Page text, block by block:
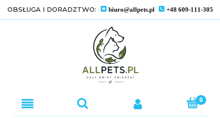
OBSŁUGA I DORADZTWO: biuro@allpets.pl +48 609-111-305